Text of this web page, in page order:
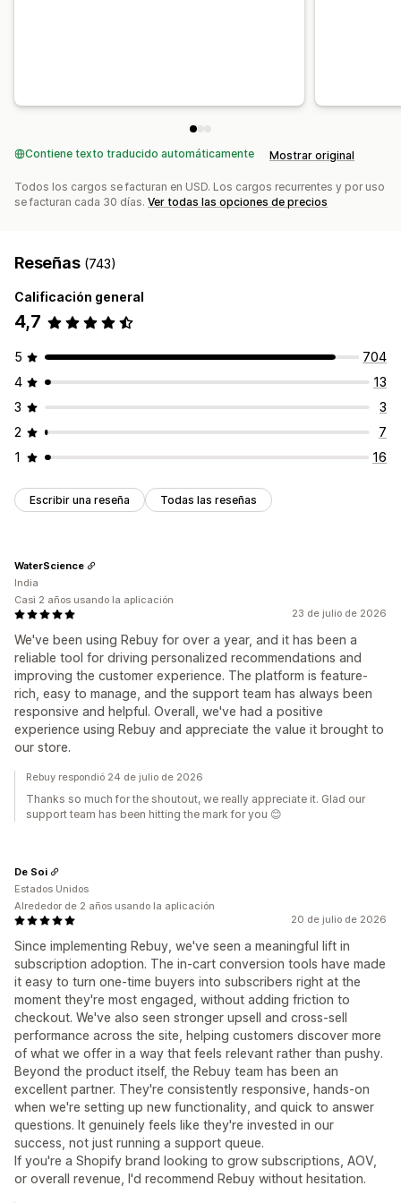
Prueba A/B Tasas de clics Tasas de conversión
Rendimiento de recomendaciones
Contiene texto traducido automáticamente Mostrar original
Todos los cargos se facturan en USD. Los cargos recurrentes y por uso
se facturan cada 30 días. Ver todas las opciones de precios
Reseñas (743)
Calificación general
4,7
5
704
4
13
3
3
2
7
1
16
Escribir una reseña Todas las reseñas
23 de julio de 2026
We've been using Rebuy for over a year, and it has been a
reliable tool for driving personalized recommendations and
improving the customer experience. The platform is feature-
rich, easy to manage, and the support team has always been
responsive and helpful. Overall, we've had a positive
experience using Rebuy and appreciate the value it brought to
our store.
WaterScience
India
Casi 2 años usando la aplicación
Rebuy respondió 24 de julio de 2026
Thanks so much for the shoutout, we really appreciate it. Glad our
support team has been hitting the mark for you 😊
20 de julio de 2026
Since implementing Rebuy, we've seen a meaningful lift in
subscription adoption. The in-cart conversion tools have made
it easy to turn one-time buyers into subscribers right at the
moment they're most engaged, without adding friction to
checkout. We've also seen stronger upsell and cross-sell
performance across the site, helping customers discover more
of what we offer in a way that feels relevant rather than pushy.
Beyond the product itself, the Rebuy team has been an
excellent partner. They're consistently responsive, hands-on
when we're setting up new functionality, and quick to answer
questions. It genuinely feels like they're invested in our
success, not just running a support queue.
If you're a Shopify brand looking to grow subscriptions, AOV,
or overall revenue, I'd recommend Rebuy without hesitation.
De Soi
Estados Unidos
Alrededor de 2 años usando la aplicación